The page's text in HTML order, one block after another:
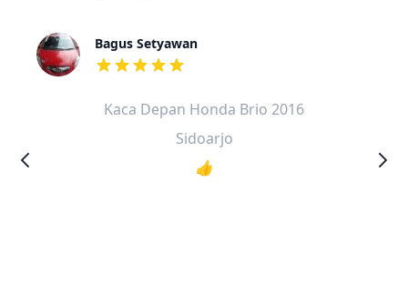
Bagus Setyawan
dari ulasan adalah bintang lima
Kaca Depan Honda Brio 2016
Sidoarjo
👍